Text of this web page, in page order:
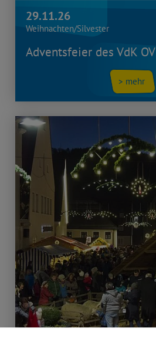
29.11.26
Weihnachten/Silvester
Adventsfeier des VdK
> mehr